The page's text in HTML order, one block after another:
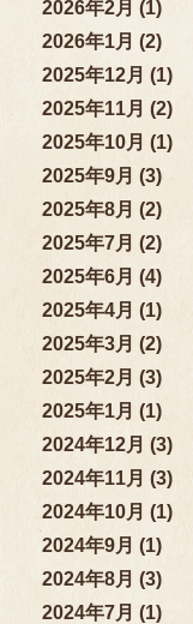
2026年2月 (1)
2026年1月 (2)
2025年12月 (1)
2025年11月 (2)
2025年10月 (1)
2025年9月 (3)
2025年8月 (2)
2025年7月 (2)
2025年6月 (4)
2025年4月 (1)
2025年3月 (2)
2025年2月 (3)
2025年1月 (1)
2024年12月 (3)
2024年11月 (3)
2024年10月 (1)
2024年9月 (1)
2024年8月 (3)
2024年7月 (1)